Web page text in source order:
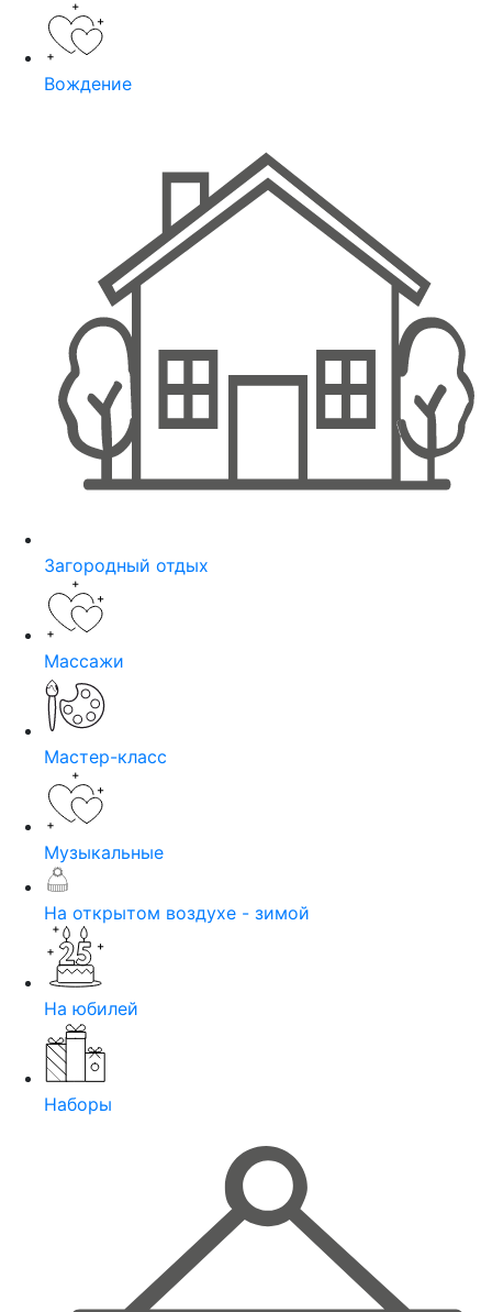
Вождение
Загородный отдых
Массажи
Мастер-класс
Музыкальные
На открытом воздухе - зимой
На юбилей
Наборы